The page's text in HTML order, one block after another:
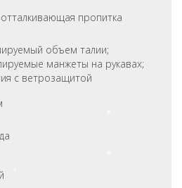
пропитка
объем талии;
манжеты на рукавах;
с ветрозащитой